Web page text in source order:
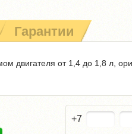
Гарантии
двигателя от 1,4 до 1,8 л,
+7